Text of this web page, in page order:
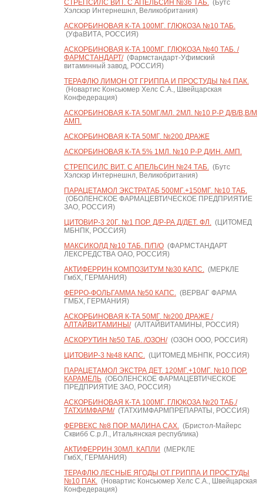
СТРЕПСИЛС ВИТ. С АПЕЛЬСИН №36 ТАБ.(Бутс
Хэлскэр Интернешнл, Великобритания)
АСКОРБИНОВАЯ К-ТА 100МГ. ГЛЮКОЗА №10 ТАБ.
(УфаВИТА, РОССИЯ)
АСКОРБИНОВАЯ К-ТА 100МГ. ГЛЮКОЗА №40 ТАБ. /
ФАРМСТАНДАРТ/(Фармстандарт-Уфимский
витаминный завод, РОССИЯ)
ТЕРАФЛЮ ЛИМОН ОТ ГРИППА И ПРОСТУДЫ №4 ПАК.
(Новартис Консьюмер Хелс С.А., Швейцарская
Конфедерация)
АСКОРБИНОВАЯ К-ТА 50МГ/МЛ. 2МЛ. №10 Р-Р Д/В/В,В/М
АМП.
АСКОРБИНОВАЯ К-ТА 50МГ. №200 ДРАЖЕ
АСКОРБИНОВАЯ К-ТА 5% 1МЛ. №10 Р-Р Д/ИН. АМП.
СТРЕПСИЛС ВИТ. С АПЕЛЬСИН №24 ТАБ.(Бутс
Хэлскэр Интернешнл, Великобритания)
ПАРАЦЕТАМОЛ ЭКСТРАТАБ 500МГ.+150МГ. №10 ТАБ.
(ОБОЛЕНСКОЕ ФАРМАЦЕВТИЧЕСКОЕ ПРЕДПРИЯТИЕ
ЗАО, РОССИЯ)
ЦИТОВИР-3 20Г. №1 ПОР. Д/Р-РА Д/ДЕТ. ФЛ.(ЦИТОМЕД
МБНПК, РОССИЯ)
МАКСИКОЛД №10 ТАБ. П/П/О(ФАРМСТАНДАРТ
ЛЕКСРЕДСТВА ОАО, РОССИЯ)
АКТИФЕРРИН КОМПОЗИТУМ №30 КАПС.(МЕРКЛЕ
ГмбХ, ГЕРМАНИЯ)
ФЕРРО-ФОЛЬГАММА №50 КАПС.(ВЕРВАГ ФАРМА
ГМБХ, ГЕРМАНИЯ)
АСКОРБИНОВАЯ К-ТА 50МГ. №200 ДРАЖЕ /
АЛТАЙВИТАМИНЫ/(АЛТАЙВИТАМИНЫ, РОССИЯ)
АСКОРУТИН №50 ТАБ. /ОЗОН/(ОЗОН ООО, РОССИЯ)
ЦИТОВИР-3 №48 КАПС.(ЦИТОМЕД МБНПК, РОССИЯ)
ПАРАЦЕТАМОЛ ЭКСТРА ДЕТ. 120МГ.+10МГ. №10 ПОР.
КАРАМЕЛЬ(ОБОЛЕНСКОЕ ФАРМАЦЕВТИЧЕСКОЕ
ПРЕДПРИЯТИЕ ЗАО, РОССИЯ)
АСКОРБИНОВАЯ К-ТА 100МГ. ГЛЮКОЗА №20 ТАБ./
ТАТХИМФАРМ/(ТАТХИМФАРМПРЕПАРАТЫ, РОССИЯ)
ФЕРВЕКС №8 ПОР. МАЛИНА САХ.(Бристол-Майерс
Сквибб С.р.Л., Итальянская республика)
АКТИФЕРРИН 30МЛ. КАПЛИ (МЕРКЛЕ
ГмбХ, ГЕРМАНИЯ)
ТЕРАФЛЮ ЛЕСНЫЕ ЯГОДЫ ОТ ГРИППА И ПРОСТУДЫ
№10 ПАК.(Новартис Консьюмер Хелс С.А., Швейцарская
Конфедерация)